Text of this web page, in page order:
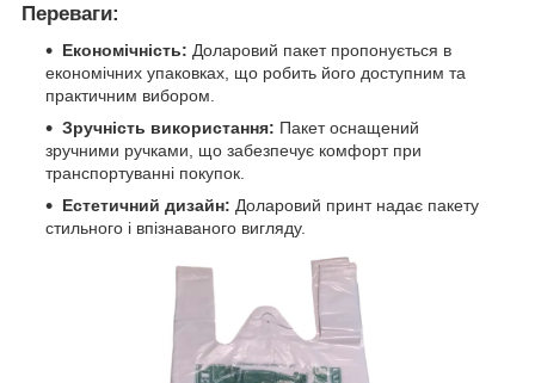
Переваги:
Економічність: Доларовий пакет пропонується в
економічних упаковках, що робить його доступним та
практичним вибором.
Зручність використання: Пакет оснащений
зручними ручками, що забезпечує комфорт при
транспортуванні покупок.
Естетичний дизайн: Доларовий принт надає пакету
стильного і впізнаваного вигляду.